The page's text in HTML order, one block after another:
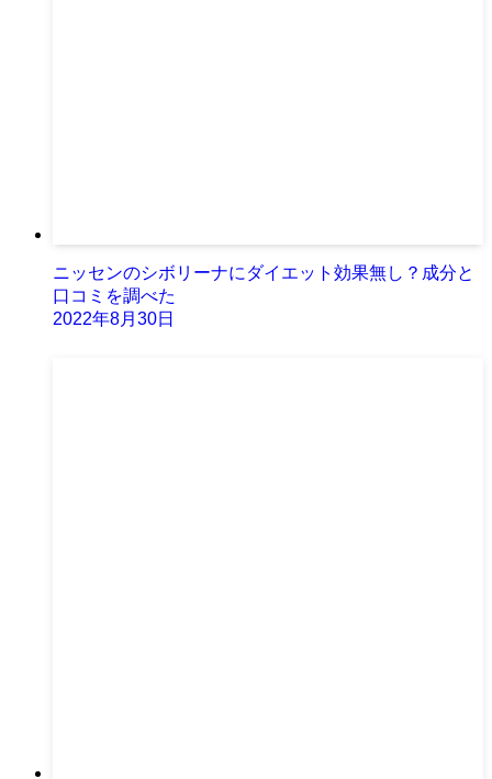
ニッセンのシボリーナにダイエット効果無し？成分と
口コミを調べた
2022年8月30日